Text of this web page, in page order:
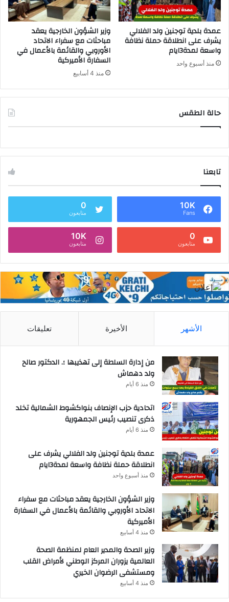
عمدة بلدية توجنين ولد الفلالي
يشرف على انطلاقة حملة نظافة
واسعة لمدة3ايام
منذ أسبوع واحد
وزير الشؤون الخارجية يعقد
مباحثات مع سفراء الاتحاد
الأوروبي والقائمة بالأعمال في
السفارة الأميركية
منذ 4 أسابيع
حالة الطقس
تابعنا
10K
Fans
0
متابعون
0
متابعون
10K
متابعون
الأشهر الأخيرة تعليقات
من إدارة السلطة إلى تهذيبها ؛. الدكتور صالح
ولد دهماش
منذ 6 أيام
اتحادية حزب الإنصاف بنواكشوط الشمالية تخلد
ذكرى تنصيب رئيس الجمهورية
منذ 6 أيام
عمدة بلدية توجنين ولد الفلالي يشرف على
انطلاقة حملة نظافة واسعة لمدة3ايام
منذ أسبوع واحد
وزير الشؤون الخارجية يعقد مباحثات مع سفراء
الاتحاد الأوروبي والقائمة بالأعمال في السفارة
الأميركية
منذ 4 أسابيع
وزير الصحة والمدير العام لمنظمة الصحة
العالمية يزوران المركز الوطني لأمراض القلب
ومستشفى الرضوان الخيري
منذ 4 أسابيع